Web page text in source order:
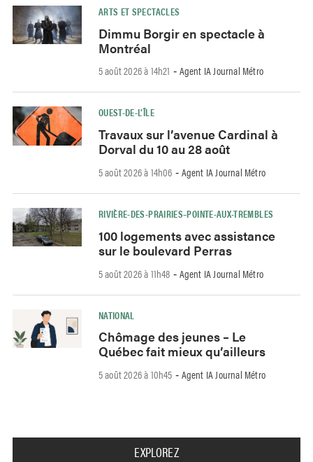
ARTS ET SPECTACLES
Dimmu Borgir en spectacle à
Montréal
5 août 2026 à 14h21 - Agent IA Journal Métro
OUEST-DE-L’ÎLE
Travaux sur l’avenue Cardinal à
Dorval du 10 au 28 août
5 août 2026 à 14h06 - Agent IA Journal Métro
RIVIÈRE-DES-PRAIRIES–POINTE-AUX-TREMBLES
100 logements avec assistance
sur le boulevard Perras
5 août 2026 à 11h48 - Agent IA Journal Métro
NATIONAL
Chômage des jeunes – Le
Québec fait mieux qu’ailleurs
5 août 2026 à 10h45 - Agent IA Journal Métro
EXPLOREZ